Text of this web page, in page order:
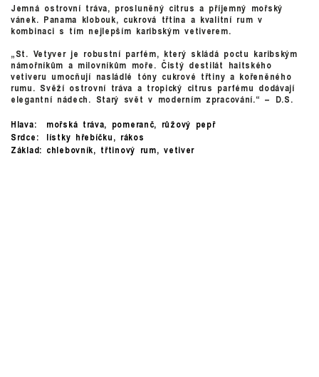
Jemná ostrovní tráva, prosluněný citrus a příjemný mořský
vánek. Panama klobouk, cukrová třtina a kvalitní rum v
kombinaci s tím nejlepším karibským vetiverem.
„St. Vetyver je robustní parfém, který skládá poctu karibským
námořníkům a milovníkům moře. Čistý destilát haitského
vetiveru umocňují nasládlé tóny cukrové třtiny a kořeněného
rumu. Svěží ostrovní tráva a tropický citrus parfému dodávají
elegantní nádech. Starý svět v moderním zpracování.“ – D.S.
Hlava:
mořská tráva, pomeranč, růžový pepř
Srdce:
lístky hřebíčku, rákos
Základ: chlebovník, třtinový rum, vetiver